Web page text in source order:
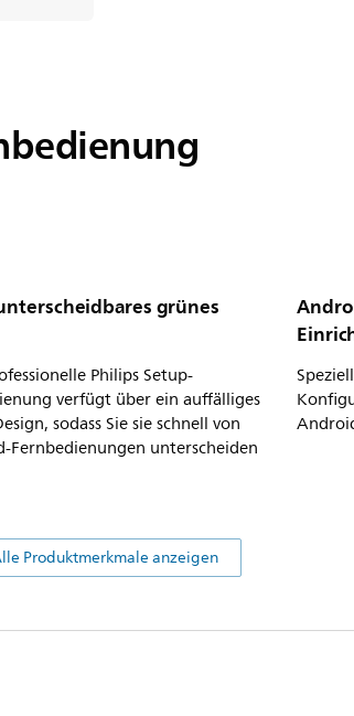
grünes
Philips Setup-
verfügt über ein auffälliges
sodass Sie sie schnell von
Fernbedienungen unterscheiden
Produktmerkmale anzeigen